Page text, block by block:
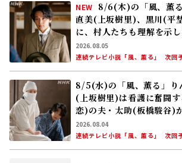
NEW
8/6(木)の「風、薫
直美(上坂樹里)、黒川(平
に、村人たちも理解を示
アサ(美山加恋)の容体はな
ず……
2026.08.05
連続テレビ小説「風、薫る」
次回
8/5(水)の「風、薫る」り
(上坂樹里)は看護に奮闘
恋)の夫・太助(板橋駿谷)
る
2026.08.04
連続テレビ小説「風、薫る」
次回